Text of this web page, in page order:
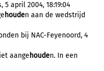
april 2004, 18:19:04
houden aan de wedstrijd
bij NAC-Feyenoord, 4
aange houden. In een